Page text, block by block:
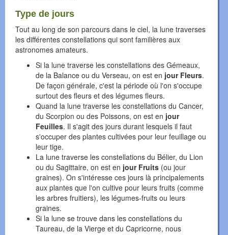
Type de jours
Tout au long de son parcours dans le ciel, la lune traverses
les différentes constellations qui sont familières aux
astronomes amateurs.
Si la lune traverse les constellations des Gémeaux,
de la Balance ou du Verseau, on est en jour Fleurs.
De façon générale, c'est la période où l'on s'occupe
surtout des fleurs et des légumes fleurs.
Quand la lune traverse les constellations du Cancer,
du Scorpion ou des Poissons, on est en jour
Feuilles. Il s'agit des jours durant lesquels il faut
s'occuper des plantes cultivées pour leur feuillage ou
leur tige.
La lune traverse les constellations du Bélier, du Lion
ou du Sagittaire, on est en jour Fruits (ou jour
graines). On s'intéresse ces jours là principalements
aux plantes que l'on cultive pour leurs fruits (comme
les arbres fruitiers), les légumes-fruits ou leurs
graines.
Si la lune se trouve dans les constellations du
Taureau, de la Vierge et du Capricorne, nous